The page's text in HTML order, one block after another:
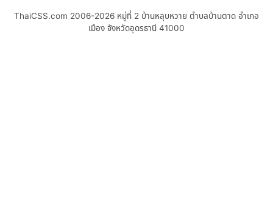
ThaiCSS.com 2006-2026 หมู่ที่ 2 บ้านหลุบหวาย ตำบลบ้านตาด อำเภอ
เมือง จังหวัดอุดรธานี 41000